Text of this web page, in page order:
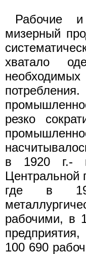
Рабочие
мизерный
хватало
резко
в 1920 г.-
Центральной
где в
рабочими, в
100 690